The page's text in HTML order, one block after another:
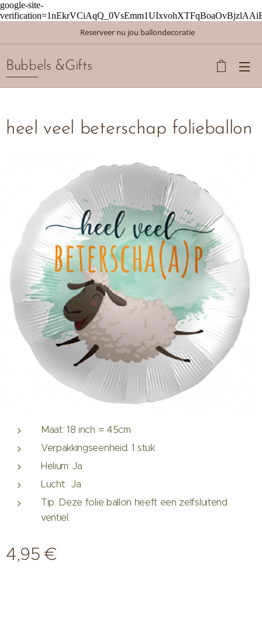
google-site-
Reserveer nu jou ballondecoratie
Bubbels &Gifts
heel veel beterschap folieballon
Maat: 18 inch = 45cm
Verpakkingseenheid: 1 stuk
Helium: Ja
Lucht: Ja
Tip: Deze folie ballon heeft een zelfsluitend
ventiel.
4,95 €